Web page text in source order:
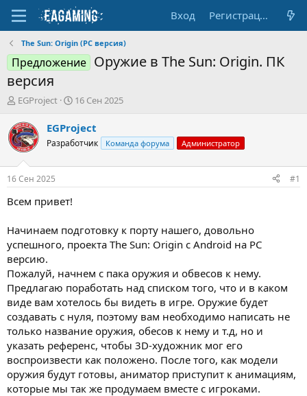
Вход Регистрация
The Sun: Origin (PC версия)
Предложение Оружие в The Sun: Origin. ПК
версия
А
т
о
р
т
е
м
ы
EGProject
Д
т
а
н
а
16 Сен 2025
EGProject
Разработчик Команда форума Администратор
16 Сен 2025 #1
Всем привет!
Начинаем подготовку к порту нашего, довольно
успешного, проекта The Sun: Origin с Android на PC
версию.
Пожалуй, начнем с пака оружия и обвесов к нему.
Предлагаю поработать над списком того, что и в каком
виде вам хотелось бы видеть в игре. Оружие будет
создавать с нуля, поэтому вам необходимо написать не
только название оружия, обесов к нему и т.д, но и
указать референс, чтобы 3D-художник мог его
воспроизвести как положено. После того, как модели
оружия будут готовы, аниматор приступит к анимациям,
которые мы так же продумаем вместе с игроками.